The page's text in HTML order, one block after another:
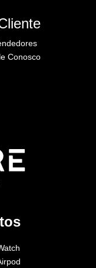
Conosco